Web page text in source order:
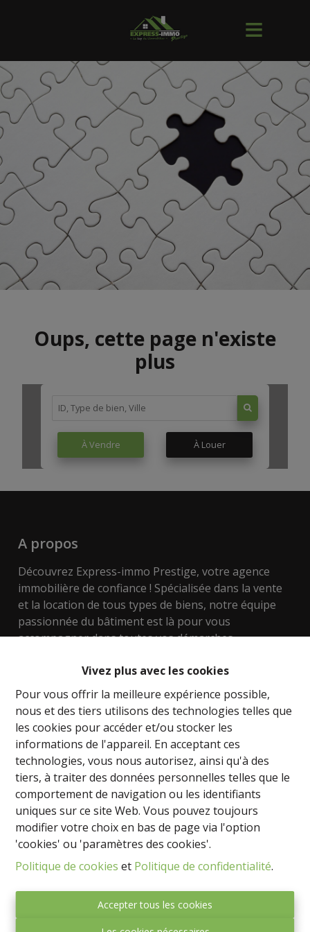
Vivez plus avec les cookies
Pour vous offrir la meilleure expérience possible,
nous et des tiers utilisons des technologies telles que
les cookies pour accéder et/ou stocker les
informations de l'appareil. En acceptant ces
technologies, vous nous autorisez, ainsi qu'à des
tiers, à traiter des données personnelles telles que le
comportement de navigation ou les identifiants
uniques sur ce site Web. Vous pouvez toujours
modifier votre choix en bas de page via l'option
'cookies' ou 'paramètres des cookies'.
Politique de cookies et Politique de confidentialité.
Accepter tous les cookies
Oups, cette page n'existe
plus
À Vendre À Louer
A propos
Découvrez Express-immo Prestige, votre agence
immobilière de confiance ! Spécialisée dans la vente
et la location de tous types de biens, notre équipe
passionnée du bâtiment est là pour vous
accompagner dans toutes vos démarches
Nous mettons à votre disposition notre expertise
dans l'évaluation des biens, les techniques de
construction, les aspects urbanistiques, y compris le
développement de terrains. Que vous recherchiez
une maison, un appartement ou un bien
d'investissement, nous sommes là pour vous aider à
trouver la perle rare.
Nos régions de prédilection sont Namur, le Brabant
wallon, le Hainaut et même la magnifique côte
Espagnole. Que vous souhaitiez trouver votre chez-
vous idéal ou investir dans l'immobilier, nous avons
les connaissances et le réseau nécessaire pour vous
guider vers les meilleures opportunités.